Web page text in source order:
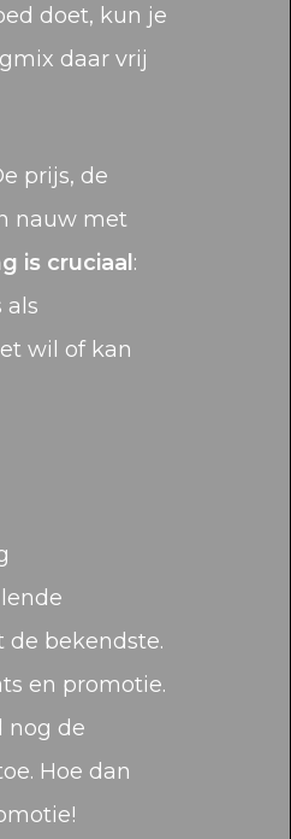
doet, kun je
daar vrij
prijs, de
nauw met
is cruciaal :
als
wil of kan
de bekendste.
en promotie.
nog de
Hoe dan